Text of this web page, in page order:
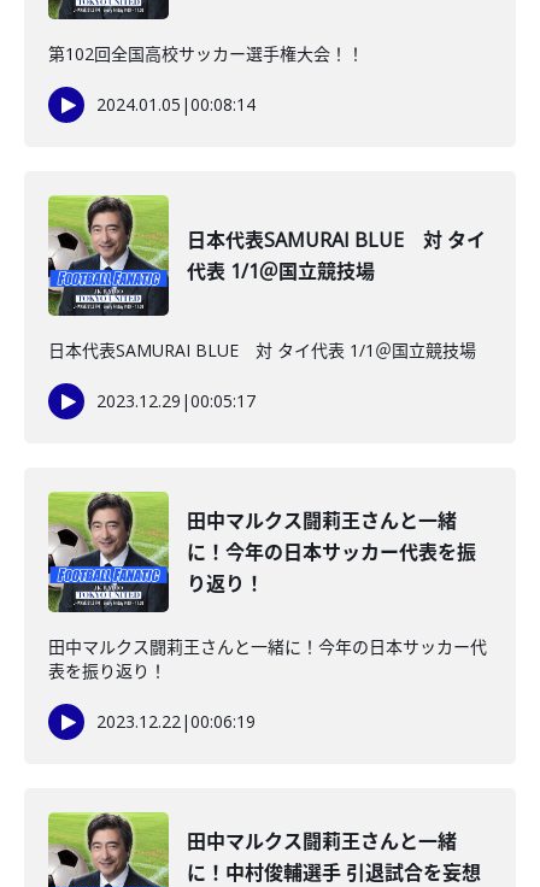
第102回全国高校サッカー選手権大会！！
2024.01.05 |00:08:14
日本代表SAMURAI BLUE 対 タイ
代表 1/1＠国立競技場
日本代表SAMURAI BLUE 対 タイ代表 1/1＠国立競技場
2023.12.29 |00:05:17
田中マルクス闘莉王さんと一緒
に！今年の日本サッカー代表を振
り返り！
田中マルクス闘莉王さんと一緒に！今年の日本サッカー代
表を振り返り！
2023.12.22|00:06:19
田中マルクス闘莉王さんと一緒
に！中村俊輔選手 引退試合を妄想